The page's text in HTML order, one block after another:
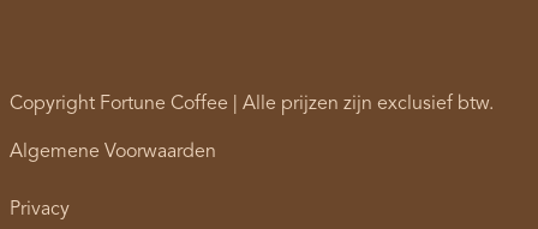
Copyright Fortune Coffee | Alle prijzen zijn exclusief btw.
Algemene Voorwaarden
Privacy